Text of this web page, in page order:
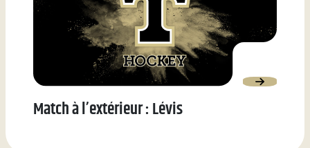
Match à l’extérieur : Lévis